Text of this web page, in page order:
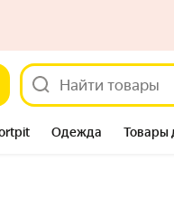
Одежда Товары
для швабр, 4
Задать вопрос